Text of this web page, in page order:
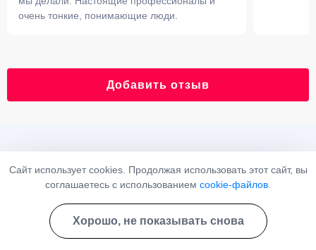
очень тонкие, понимающие люди.
Добавить отзыв
самого пациента, так и на его окружение. Наиболее
безобидные последствия проявляются в отношениях с
Сайт использует cookies. Продолжая использовать этот сайт, вы
соглашаетесь с использованием cookie-файлов
Хорошо, не показывать снова